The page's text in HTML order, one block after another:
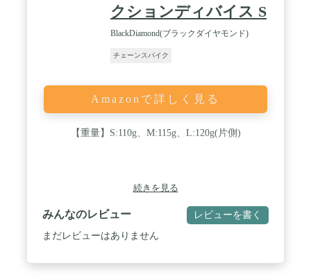
クションディバイス S
BlackDiamond(ブラックダイヤモンド)
チェーンスパイク
Amazonで詳しく見る
【重量】S:110g、M:115g、L:120g(片側)
続きを見る
みんなのレビュー レビューを書く
まだレビューはありません